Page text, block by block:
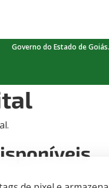
Governo do Estado de Goiás.